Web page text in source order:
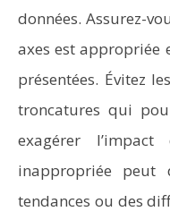
données. Assurez-
axes est appropriée
présentées. Évitez
troncatures qui
exagérer
inappropriée peut
tendances ou des